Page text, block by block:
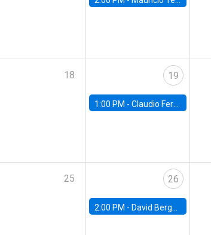
18 19
1:00 PM - Claudio Ferraz, British Columbia
25 26
2:00 PM - David Berger, Duke